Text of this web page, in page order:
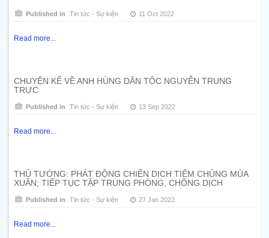
Published in Tin tức - Sự kiện 11 Oct 2022
Read more...
CHUYỆN KỂ VỀ ANH HÙNG DÂN TỘC NGUYỄN TRUNG
TRỰC
Published in Tin tức - Sự kiện 13 Sep 2022
Read more...
THỦ TƯỚNG: PHÁT ĐỘNG CHIẾN DỊCH TIÊM CHỦNG MÙA
XUÂN; TIẾP TỤC TẬP TRUNG PHÒNG, CHỐNG DỊCH
Published in Tin tức - Sự kiện 27 Jan 2022
Read more...